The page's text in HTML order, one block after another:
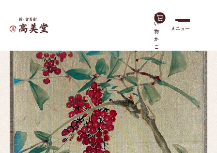
買
い
物
か
ご
メニュー
ホーム作品一覧